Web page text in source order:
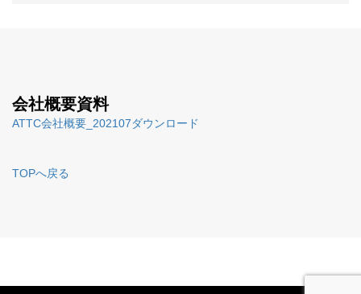
会社概要資料
ATTC会社概要_202107ダウンロード
TOPへ戻る